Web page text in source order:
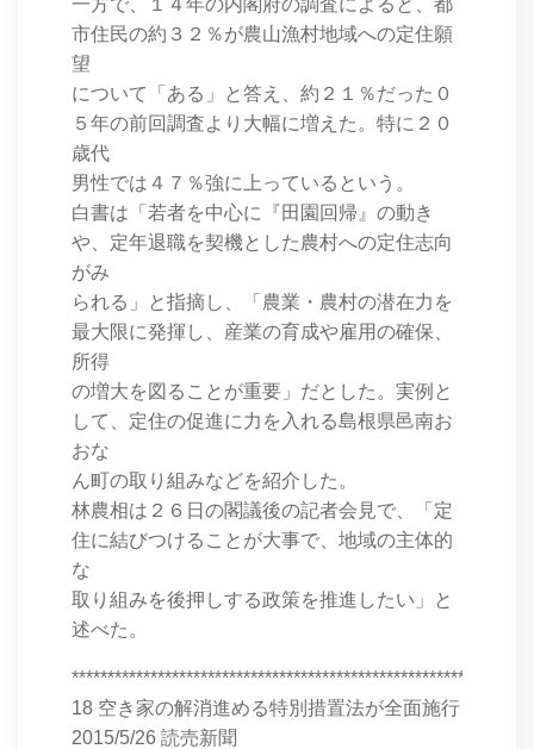
市住民の約３２％が農山漁村地域への定住願
望
について「ある」と答え、約２１％だった０
５年の前回調査より大幅に増えた。特に２０
歳代
男性では４７％強に上っているという。
白書は「若者を中心に『田園回帰』の動き
や、定年退職を契機とした農村への定住志向
がみ
られる」と指摘し、「農業・農村の潜在力を
最大限に発揮し、産業の育成や雇用の確保、
所得
の増大を図ることが重要」だとした。実例と
して、定住の促進に力を入れる島根県邑南お
おな
ん町の取り組みなどを紹介した。
林農相は２６日の閣議後の記者会見で、「定
住に結びつけることが大事で、地域の主体的
な
取り組みを後押しする政策を推進したい」と
述べた。
18 空き家の解消進める特別措置法が全面施行
2015/5/26 読売新聞